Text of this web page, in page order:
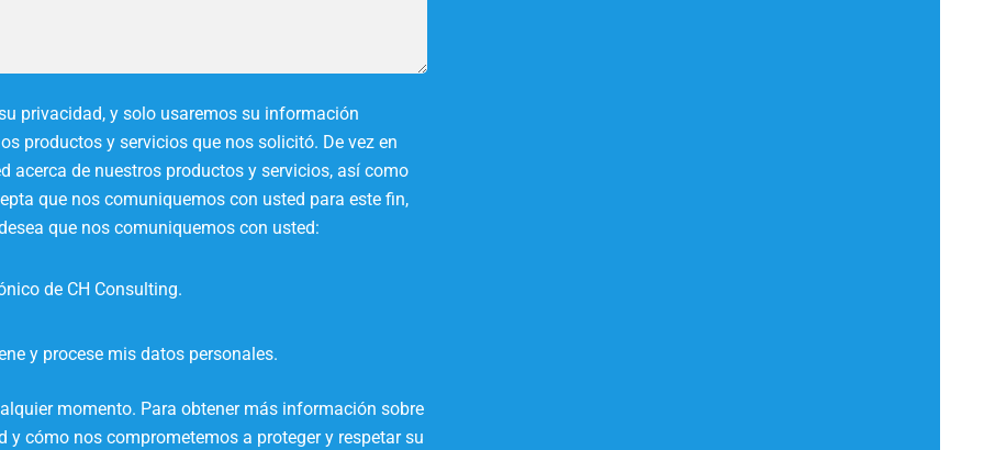
privacidad, y solo usaremos su información
productos y servicios que nos solicitó. De vez en
acerca de nuestros productos y servicios, así como
que nos comuniquemos con usted para este fin,
que nos comuniquemos con usted:
de CH Consulting.
y procese mis datos personales.
momento. Para obtener más información sobre
cómo nos comprometemos a proteger y respetar su